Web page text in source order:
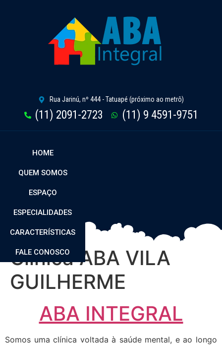
Rua Jarinú, nº 444 - Tatuapé (próximo ao metrô)
(11) 2091-2723 (11) 9 4591-9751
HOME
QUEM SOMOS
ESPAÇO
ESPECIALIDADES
CARACTERÍSTICAS
FALE CONOSCO
Clínica ABA VILA
GUILHERME
ABA INTEGRAL
Somos uma clínica voltada à saúde mental, e ao longo